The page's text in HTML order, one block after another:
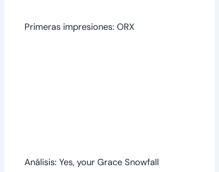
Primeras impresiones: ORX
Análisis: Yes, your Grace Snowfall